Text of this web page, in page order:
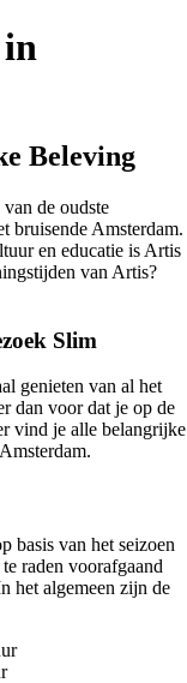
Beleving
de oudste
bruisende Amsterdam.
en educatie is Artis
van Artis?
Slim
genieten van al het
dan voor dat je op de
vind je alle belangrijke
basis van het seizoen
raden voorafgaand
het algemeen zijn de